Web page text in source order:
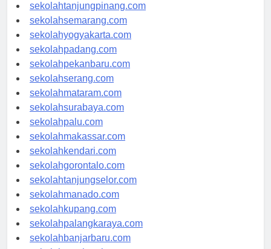
sekolahtanjungpinang.com
sekolahsemarang.com
sekolahyogyakarta.com
sekolahpadang.com
sekolahpekanbaru.com
sekolahserang.com
sekolahmataram.com
sekolahsurabaya.com
sekolahpalu.com
sekolahmakassar.com
sekolahkendari.com
sekolahgorontalo.com
sekolahtanjungselor.com
sekolahmanado.com
sekolahkupang.com
sekolahpalangkaraya.com
sekolahbanjarbaru.com